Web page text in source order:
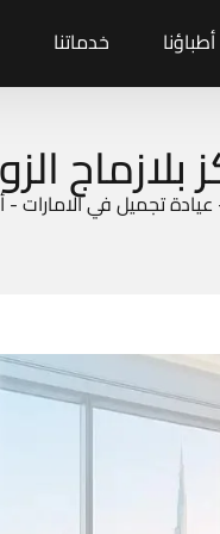
أطباؤنا خدماتنا
الزوائد
عيادة تجميل في الامارات-